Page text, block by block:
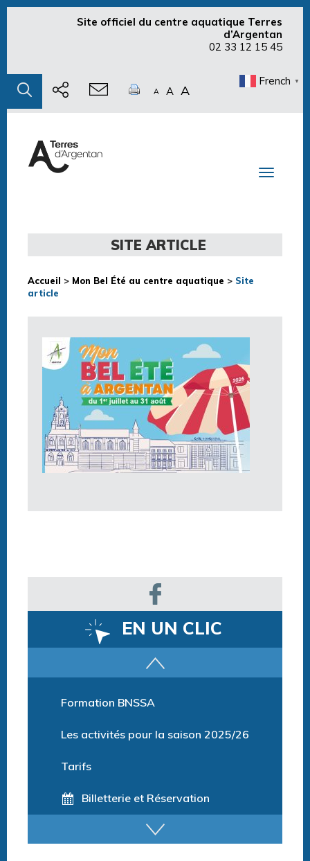
Site officiel du centre aquatique Terres
d’Argentan
02 33 12 15 45
A A A
French ▼
Toggle
SITE ARTICLE
Accueil > Mon Bel Été au centre aquatique > Site
article
EN UN CLIC
Parcours training
Horaires espace détente